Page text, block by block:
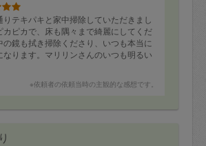
テキパキと家中掃除していただきまし
カピカで、床も隅々まで綺麗にしてくだ
の鏡も拭き掃除くださり、いつも本当に
なります。マリリンさんのいつも明るい
持ちになります。ありがとうございまし
※依頼者の依頼当時の主観的な感想です。